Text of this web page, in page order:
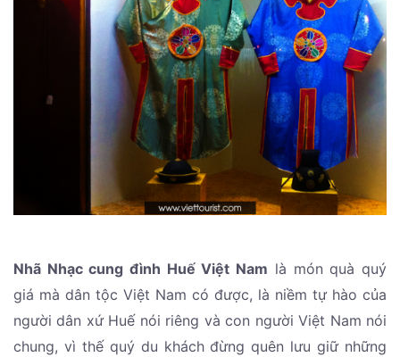
Nhã Nhạc cung đình Huế Việt Nam là món quà quý
giá mà dân tộc Việt Nam có được, là niềm tự hào của
người dân xứ Huế nói riêng và con người Việt Nam nói
chung, vì thế quý du khách đừng quên lưu giữ những